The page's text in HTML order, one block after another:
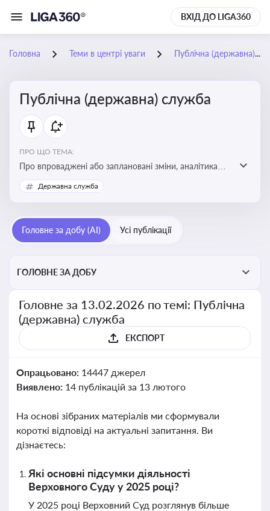
ВХІД ДО LIGA360
Головна Теми в центрі уваги Публічна (державна) служба
Публічна (державна) служба
ПРО ЩО ТЕМА:
Про впроваджені або заплановані зміни, аналітика
судової практики щодо держслужби, оцінка ризиків
для посадовців, вплив новацій на організаційну
дотримання етичних стандартів
Державна служба
Головне за добу (AI) Усі публікації
ГОЛОВНЕ ЗА ДОБУ
Головне за 13.02.2026 по темі: Публічна
(державна) служба
ЕКСПОРТ
Опрацьовано: 14447 джерел
Виявлено: 14 публікацій за 13 лютого
На основі зібраних матеріалів ми сформували
короткі відповіді на актуальні запитання. Ви
дізнаєтесь:
Які основні підсумки діяльності
Верховного Суду у 2025 році?
У 2025 році Верховний Суд розглянув більше